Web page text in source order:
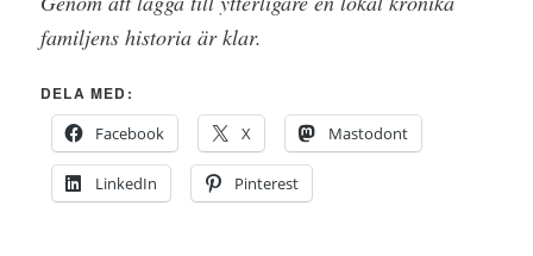
familjens historia är klar.
DELA MED:
Facebook
X Mastodont
LinkedIn Pinterest